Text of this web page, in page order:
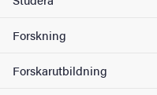
Om webbplatsen
Forskning
Forskarutbildning